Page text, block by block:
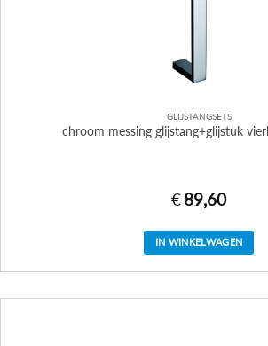
GLIJSTANGSETS
chroom messing glijstang+glijstuk
€89,60
IN WINKELWAGEN